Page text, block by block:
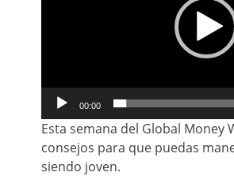
00:00
Esta semana del Global Money
consejos para que puedas
siendo joven.